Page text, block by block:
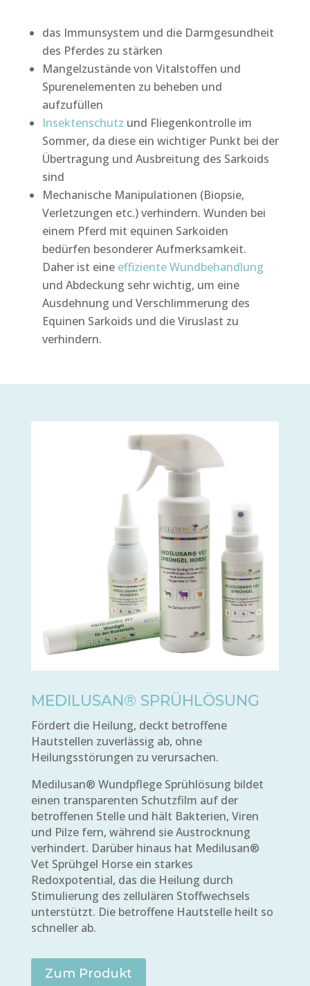
das Immunsystem und die Darmgesundheit
des Pferdes zu stärken
Mangelzustände von Vitalstoffen und
Spurenelementen zu beheben und
aufzufüllen
Insektenschutz und Fliegenkontrolle im
Sommer, da diese ein wichtiger Punkt bei der
Übertragung und Ausbreitung des Sarkoids
sind
Mechanische Manipulationen (Biopsie,
Verletzungen etc.) verhindern. Wunden bei
einem Pferd mit equinen Sarkoiden
bedürfen besonderer Aufmerksamkeit.
Daher ist eine effiziente Wundbehandlung
und Abdeckung sehr wichtig, um eine
Ausdehnung und Verschlimmerung des
Equinen Sarkoids und die Viruslast zu
verhindern.
MEDILUSAN® SPRÜHLÖSUNG
Fördert die Heilung, deckt betroffene
Hautstellen zuverlässig ab, ohne
Heilungsstörungen zu verursachen.
Medilusan® Wundpflege Sprühlösung bildet
einen transparenten Schutzfilm auf der
betroffenen Stelle und hält Bakterien, Viren
und Pilze fern, während sie Austrocknung
verhindert. Darüber hinaus hat Medilusan®
Vet Sprühgel Horse ein starkes
Redoxpotential, das die Heilung durch
Stimulierung des zellulären Stoffwechsels
unterstützt. Die betroffene Hautstelle heilt so
schneller ab.
Zum Produkt